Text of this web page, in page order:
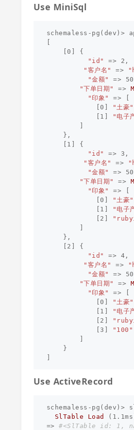
Use MiniSql
schemaless - pg ( dev ) >
0
{
"id"
=> 2 ,
"客户名"
=>
"金额"
=>
"下单日期"
=>
"印象"
=>
0 "土豪"
1
"电子
},
1
{
"id"
=> 3 ,
"客户名"
=>
"金额"
=>
"下单日期"
=>
"印象"
=>
0 "土豪"
1 "电子
2
},
2
{
"id"
=> 4 ,
"客户名"
=>
"金额"
=>
"下单日期"
=>
"印象"
=>
0 "土豪"
1 "电子
2
3
"100"
}
Use ActiveRecord
schemaless - pg ( dev ) >
SlTable
Load ( 1.1ms
=>
#<SlTable id: 1,